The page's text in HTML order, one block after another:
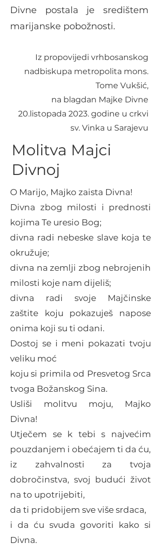
Divne postala je središtem
marijanske pobožnosti.
Iz propovijedi vrhbosanskog
nadbiskupa metropolita mons.
Tome Vukšić,
na blagdan Majke Divne
20.listopada 2023. godine u crkvi
sv. Vinka u Sarajevu
Molitva Majci
Divnoj
O Marijo, Majko zaista Divna!
Divna zbog milosti i prednosti
kojima Te uresio Bog;
divna radi nebeske slave koja te
okružuje;
divna na zemlji zbog nebrojenih
milosti koje nam dijeliš;
divna radi svoje Majčinske
zaštite koju pokazuješ napose
onima koji su ti odani.
Dostoj se i meni pokazati tvoju
veliku moć
koju si primila od Presvetog Srca
tvoga Božanskog Sina.
Usliši molitvu moju, Majko
Divna!
Utječem se k tebi s najvećim
pouzdanjem i obećajem ti da ću,
iz zahvalnosti za tvoja
dobročinstva, svoj budući život
na to upotrijebiti,
da ti pridobijem sve više srdaca,
i da ću svuda govoriti kako si
Divna.